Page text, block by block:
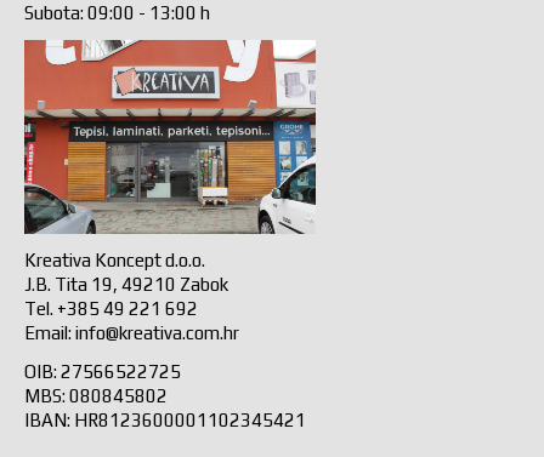
Subota: 09:00 - 13:00 h
Kreativa Koncept d.o.o.
J.B. Tita 19, 49210 Zabok
Tel. +385 49 221 692
Email: info@kreativa.com.hr
OIB: 27566522725
MBS: 080845802
IBAN: HR8123600001102345421